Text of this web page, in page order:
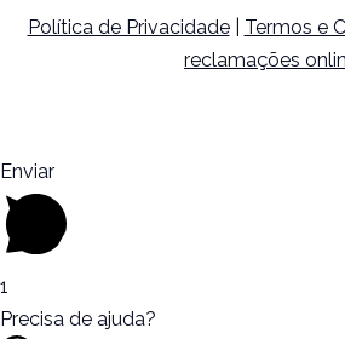
Política de Privacidade| Termos e
reclamações
Enviar
1
Precisa de ajuda?